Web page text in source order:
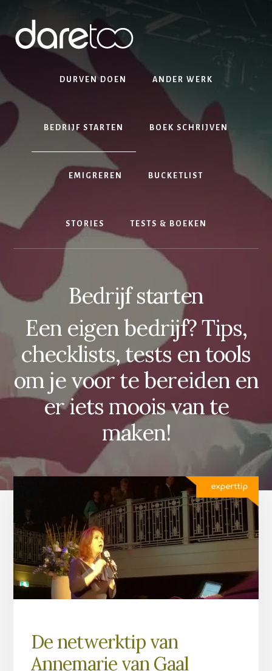
content
eerste
footer
DURVEN DOEN ANDER WERK
BEDRIJF STARTEN BOEK SCHRIJVEN
EMIGREREN BUCKETLIST
STORIES TESTS & BOEKEN
Bedrijf starten
Een eigen bedrijf? Tips,
checklists, tests en tools
om je voor te bereiden en
er iets moois van te
maken!
De netwerktip van
Annemarie van Gaal